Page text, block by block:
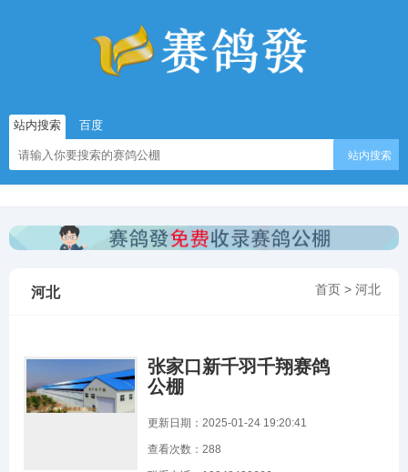
站内搜索 百度
站内搜索
首页 > 河北
河北
张家口新千羽千翔赛鸽
公棚
更新日期：2025-01-24 19:20:41
查看次数： 288